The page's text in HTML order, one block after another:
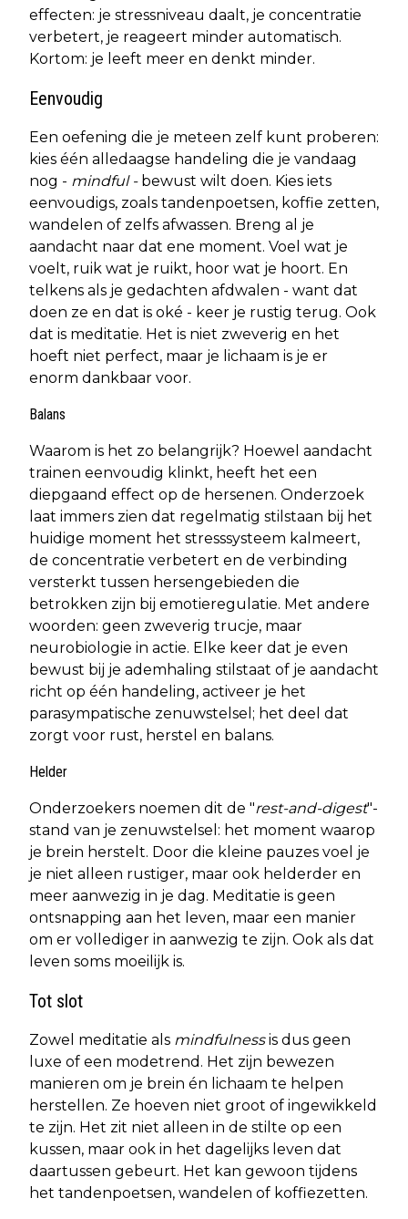
effecten: je stressniveau daalt, je concentratie
verbetert, je reageert minder automatisch.
Kortom: je leeft meer en denkt minder.
Eenvoudig
Een oefening die je meteen zelf kunt proberen:
kies één alledaagse handeling die je vandaag
nog - mindful - bewust wilt doen. Kies iets
eenvoudigs, zoals tandenpoetsen, koffie zetten,
wandelen of zelfs afwassen. Breng al je
aandacht naar dat ene moment. Voel wat je
voelt, ruik wat je ruikt, hoor wat je hoort. En
telkens als je gedachten afdwalen - want dat
doen ze en dat is oké - keer je rustig terug. Ook
dat is meditatie. Het is niet zweverig en het
hoeft niet perfect, maar je lichaam is je er
enorm dankbaar voor.
Balans
Waarom is het zo belangrijk? Hoewel aandacht
trainen eenvoudig klinkt, heeft het een
diepgaand effect op de hersenen. Onderzoek
laat immers zien dat regelmatig stilstaan bij het
huidige moment het stresssysteem kalmeert,
de concentratie verbetert en de verbinding
versterkt tussen hersengebieden die
betrokken zijn bij emotieregulatie. Met andere
woorden: geen zweverig trucje, maar
neurobiologie in actie. Elke keer dat je even
bewust bij je ademhaling stilstaat of je aandacht
richt op één handeling, activeer je het
parasympatische zenuwstelsel; het deel dat
zorgt voor rust, herstel en balans.
Helder
Onderzoekers noemen dit de "rest-and-digest"-
stand van je zenuwstelsel: het moment waarop
je brein herstelt. Door die kleine pauzes voel je
je niet alleen rustiger, maar ook helderder en
meer aanwezig in je dag. Meditatie is geen
ontsnapping aan het leven, maar een manier
om er vollediger in aanwezig te zijn. Ook als dat
leven soms moeilijk is.
Tot slot
Zowel meditatie als mindfulnessis dus geen
luxe of een modetrend. Het zijn bewezen
manieren om je brein én lichaam te helpen
herstellen. Ze hoeven niet groot of ingewikkeld
te zijn. Het zit niet alleen in de stilte op een
kussen, maar ook in het dagelijks leven dat
daartussen gebeurt. Het kan gewoon tijdens
het tandenpoetsen, wandelen of koffiezetten.